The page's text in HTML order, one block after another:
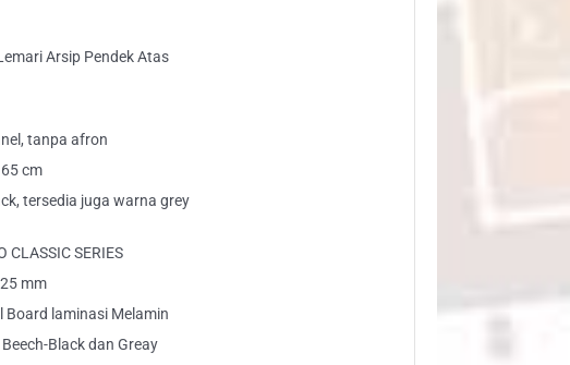
Arsip Pendek Atas
tanpa afron
cm
tersedia juga warna grey
CLASSIC SERIES
mm
Board laminasi Melamin
Black dan Greay